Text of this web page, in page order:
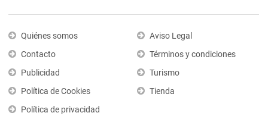
Quiénes somos
Contacto
Publicidad
Política de Cookies
Política de privacidad
Aviso Legal
Términos y condiciones
Turismo
Tienda